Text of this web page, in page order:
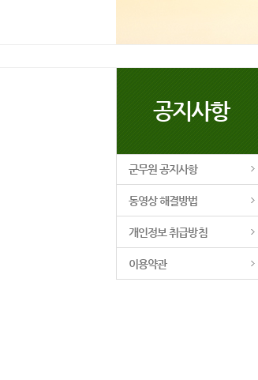
공지사항
군무원 공지사항
동영상 해결방법
개인정보 취급방침
이용약관